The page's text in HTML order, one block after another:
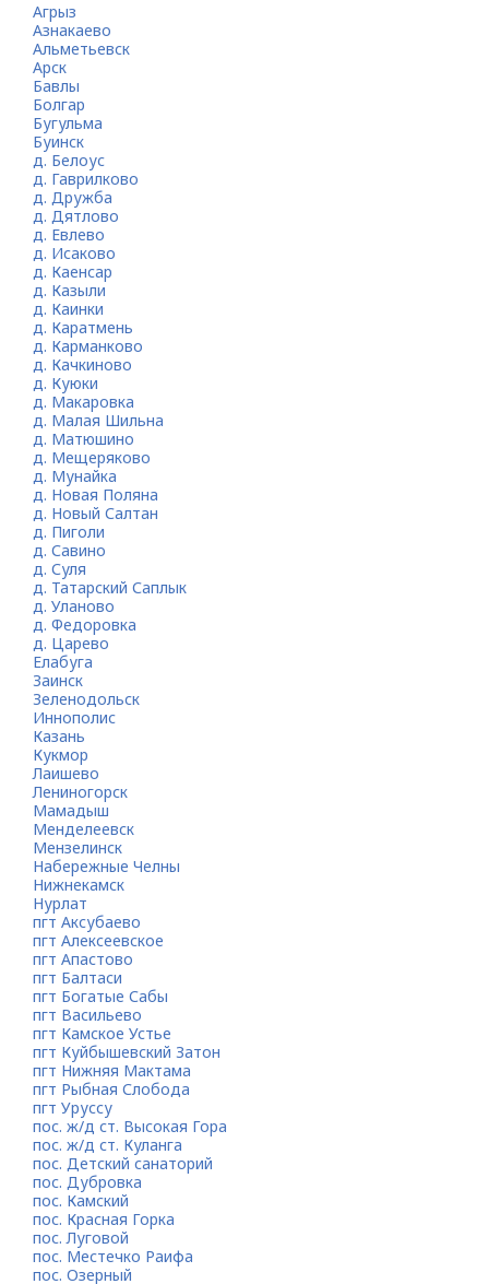
Агрыз
Азнакаево
Альметьевск
Арск
Бавлы
Болгар
Бугульма
Буинск
д. Белоус
д. Гаврилково
д. Дружба
д. Дятлово
д. Евлево
д. Исаково
д. Каенсар
д. Казыли
д. Каинки
д. Каратмень
д. Карманково
д. Качкиново
д. Куюки
д. Макаровка
д. Малая Шильна
д. Матюшино
д. Мещеряково
д. Мунайка
д. Новая Поляна
д. Новый Салтан
д. Пиголи
д. Савино
д. Суля
д. Татарский Саплык
д. Уланово
д. Федоровка
д. Царево
Елабуга
Заинск
Зеленодольск
Иннополис
Казань
Кукмор
Лаишево
Лениногорск
Мамадыш
Менделеевск
Мензелинск
Набережные Челны
Нижнекамск
Нурлат
пгт Аксубаево
пгт Алексеевское
пгт Апастово
пгт Балтаси
пгт Богатые Сабы
пгт Васильево
пгт Камское Устье
пгт Куйбышевский Затон
пгт Нижняя Мактама
пгт Рыбная Слобода
пгт Уруссу
пос. ж/д ст. Высокая Гора
пос. ж/д ст. Куланга
пос. Детский санаторий
пос. Дубровка
пос. Камский
пос. Красная Горка
пос. Луговой
пос. Местечко Раифа
пос. Озерный